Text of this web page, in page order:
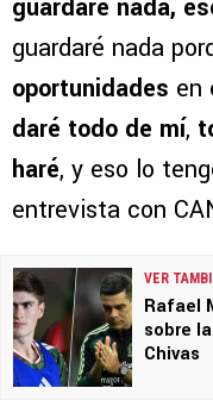
guardaré nada,
guardaré nada
oportunidades en
daré todo de mí,
haré, y eso lo
entrevista con
VER
Rafael
sobre
Chivas